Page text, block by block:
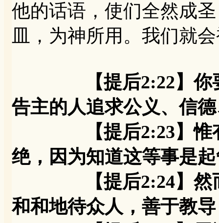
他的话语，使们全然成
皿，为神所用。我们就
【提后2:22】
告主的人追求公义、信
【提后2:23】惟有
绝，因为知道这等事是
【提后2:24】然而
和和地待众人，善于教